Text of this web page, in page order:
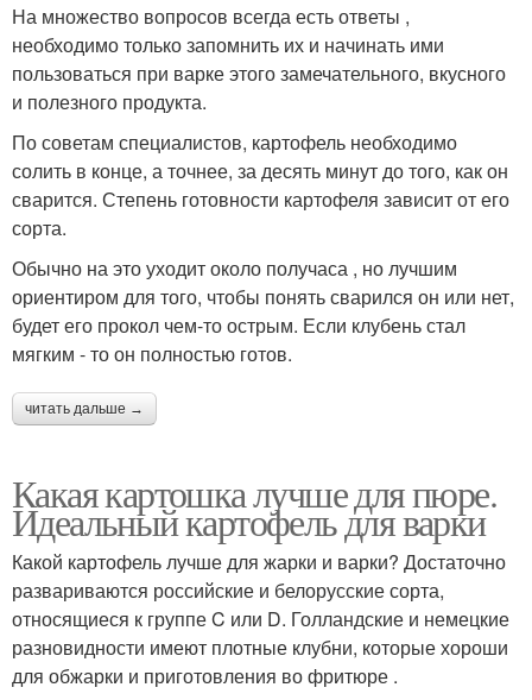
На множество вопросов всегда есть ответы ,
необходимо только запомнить их и начинать ими
пользоваться при варке этого замечательного, вкусного
и полезного продукта.
По советам специалистов, картофель необходимо
солить в конце, а точнее, за десять минут до того, как он
сварится. Степень готовности картофеля зависит от его
сорта.
Обычно на это уходит около получаса , но лучшим
ориентиром для того, чтобы понять сварился он или нет,
будет его прокол чем-то острым. Если клубень стал
мягким - то он полностью готов.
читать дальше →
Какая картошка лучше для пюре.
Идеальный картофель для варки
Какой картофель лучше для жарки и варки? Достаточно
развариваются российские и белорусские сорта,
относящиеся к группе C или D. Голландские и немецкие
разновидности имеют плотные клубни, которые хороши
для обжарки и приготовления во фритюре .